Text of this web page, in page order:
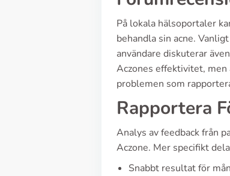
På lokala hälsoportaler
behandla sin acne.
användare diskuterar
Aczones effektivitet, men
problemen som
Rapportera
Analys av feedback från
Aczone. Mer specifikt
Snabbt resultat för